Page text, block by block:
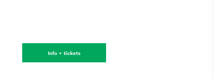
Info + tickets